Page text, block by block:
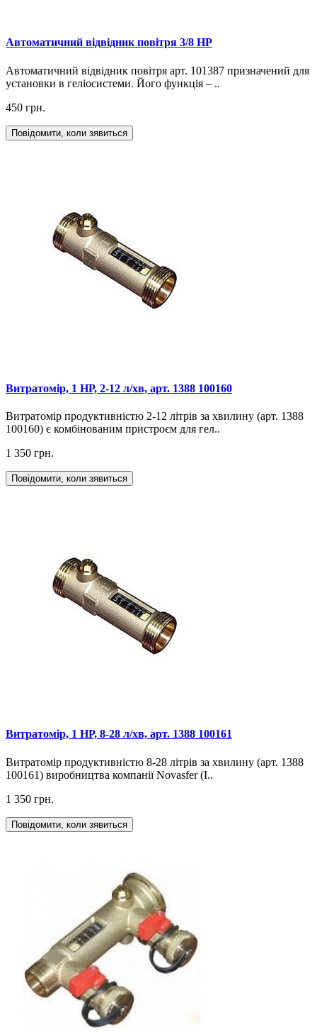
Автоматичний відвідник повітря 3/8 НР
Автоматичний відвідник повітря арт. 101387 призначений для
установки в геліосистеми. Його функція – ..
450 грн.
Повідомити, коли зявиться
Витратомір, 1 НР, 2-12 л/хв, арт. 1388 100160
Витратомір продуктивністю 2-12 літрів за хвилину (арт. 1388
100160) є комбінованим пристроєм для гел..
1 350 грн.
Повідомити, коли зявиться
Витратомір, 1 НР, 8-28 л/хв, арт. 1388 100161
Витратомір продуктивністю 8-28 літрів за хвилину (арт. 1388
100161) виробництва компанії Novasfer (І..
1 350 грн.
Повідомити, коли зявиться